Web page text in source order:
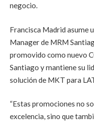
negocio.
Francisca Madrid asume
Manager de MRM
promovido como nuevo
Santiago y mantiene su
solución de MKT para
“Estas promociones no
excelencia, sino que